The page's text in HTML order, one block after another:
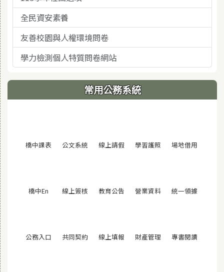
全民資安素養
友善校園與人權環境問卷
學力檢測個人特質問卷網站
常用公務系統
橋中課表 (另開視窗)
公文系統 (另開視窗)
線上請假 (另開視窗)
學習護照 (另開視窗)
場地借用
橋中En (另開視窗)
線上簽核 (另開視窗)
教育公告 (另開視窗)
營業資料(另開視窗)
統一領據
公務入口 (另開視窗)
共同契約(另開視窗)
線上填報 (另開視窗)
財產管理 (另開視窗)
專書閱讀